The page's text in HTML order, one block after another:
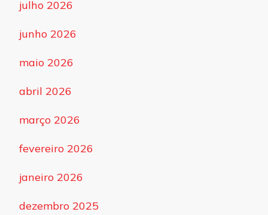
julho 2026
junho 2026
maio 2026
abril 2026
março 2026
fevereiro 2026
janeiro 2026
dezembro 2025